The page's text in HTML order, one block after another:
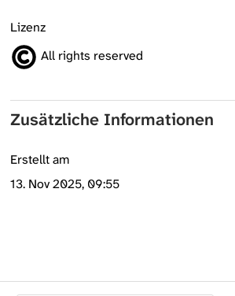
Lizenz
All rights reserved
Zusätzliche Informationen
Erstellt am
13. Nov 2025, 09:55